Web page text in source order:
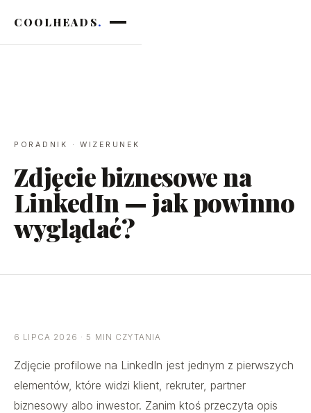
COOLHEADS.
PORADNIK · WIZERUNEK
Zdjęcie biznesowe na
LinkedIn — jak powinno
wyglądać?
6 LIPCA 2026 · 5 MIN CZYTANIA
Zdjęcie profilowe na LinkedIn jest jednym z pierwszych
elementów, które widzi klient, rekruter, partner
biznesowy albo inwestor. Zanim ktoś przeczyta opis